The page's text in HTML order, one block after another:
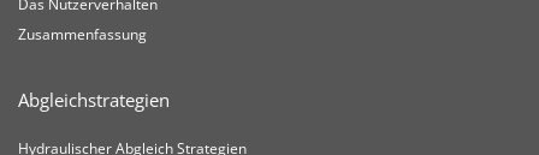
Das Nutzerverhalten
Zusammenfassung
Abgleichstrategien
Hydraulischer Abgleich Strategien